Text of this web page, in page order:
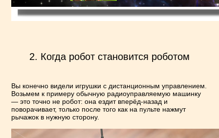
2. Когда робот становится роботом
Вы конечно видели игрушки с дистанционным управлением.
Возьмем к примеру обычную радиоуправляемую машинку
— это точно не робот: она ездит вперёд-назад и
поворачивает, только после того как на пульте нажмут
рычажок в нужную сторону.